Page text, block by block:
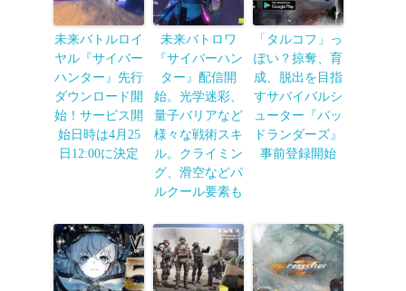
未来バトルロイ
ヤル『サイバー
ハンター』先行
ダウンロード開
始！サービス開
始日時は4月25
日12:00に決定
未来バトロワ
『サイバーハン
ター』配信開
始。光学迷彩、
量子バリアなど
様々な戦術スキ
ル。クライミン
グ、滑空などパ
ルクール要素も
「タルコフ」っ
ぽい？掠奪、育
成、脱出を目指
すサバイバルシ
ューター『バッ
ドランダーズ』
事前登録開始